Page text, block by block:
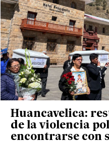
Huancavelica:
de la violencia
encontrarse con